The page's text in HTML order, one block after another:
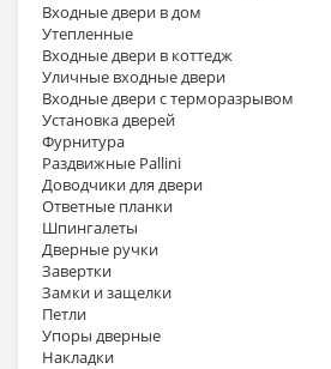
Входные двери в дом
Утепленные
Входные двери в коттедж
Уличные входные двери
Входные двери с терморазрывом
Установка дверей
Фурнитура
Раздвижные Pallini
Доводчики для двери
Ответные планки
Шпингалеты
Дверные ручки
Завертки
Замки и защелки
Петли
Упоры дверные
Накладки